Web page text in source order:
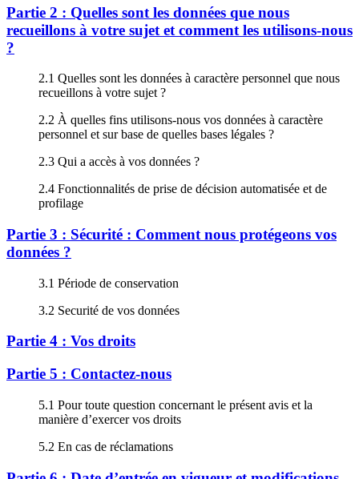
Partie 2 : Quelles sont les données que nous
recueillons à votre sujet et comment les utilisons-nous
?
2.1 Quelles sont les données à caractère personnel que nous
recueillons à votre sujet ?
2.2 À quelles fins utilisons-nous vos données à caractère
personnel et sur base de quelles bases légales ?
2.3 Qui a accès à vos données ?
2.4 Fonctionnalités de prise de décision automatisée et de
profilage
Partie 3 : Sécurité : Comment nous protégeons vos
données ?
3.1 Période de conservation
3.2 Securité de vos données
Partie 4 : Vos droits
Partie 5 : Contactez-nous
5.1 Pour toute question concernant le présent avis et la
manière d’exercer vos droits
5.2 En cas de réclamations